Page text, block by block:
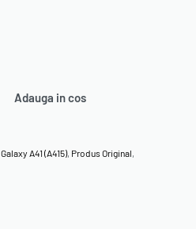
Adauga in cos
Galaxy A41 (A415), Produs Original,